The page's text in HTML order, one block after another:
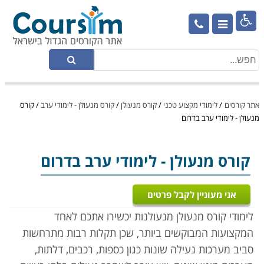

אתר קורסים /לימודי מקצוע טכני /קורס מנעולן/קורס מנעולן - לימודי ערב/קורס
מנעולן - לימודי ערב בדרום
קורס מנעולן - לימודי ערב בדרום
אני מעוניין לקבל פרטים
לימודי קורס מנעולן מנעולנות יכשירו אתכם לאחד
המקצועות המבוקשים ביותר, שכן תקלות רבות מתרחשות
סביב מערכות נעילה שונות כגון כספות, רכבים, דלתות,